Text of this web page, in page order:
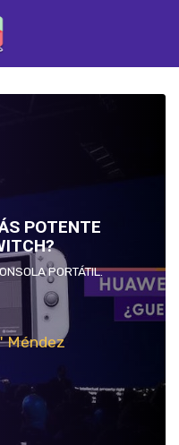
POTENTE
PORTÁTIL.
Méndez